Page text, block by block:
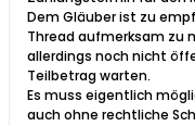
Dem Gläuber ist zu
Thread aufmerksam zu
allerdings noch nicht
Teilbetrag warten.
Es muss eigentlich
auch ohne rechtliche